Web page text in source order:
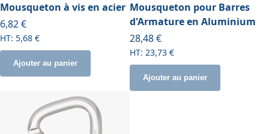
Mousqueton à vis en acier
6,82 €
5,68 €
Ajouter au panier
Mousqueton pour Barres
d'Armature en Aluminium
28,48 €
23,73 €
Ajouter au panier